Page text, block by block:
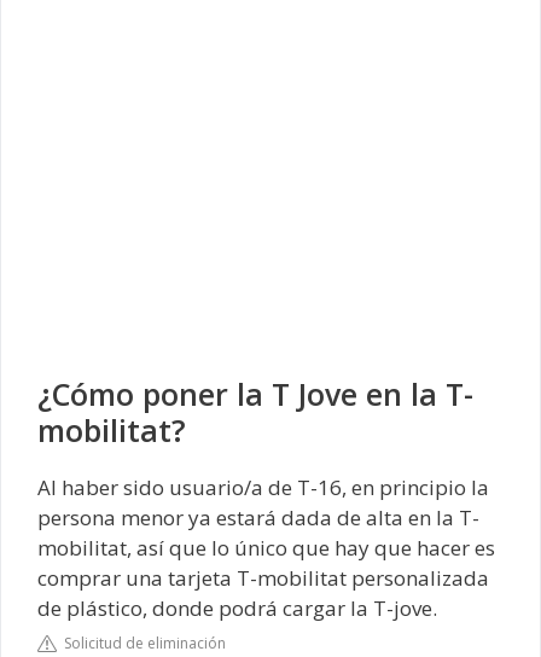
¿Cómo poner la T Jove en la T-
mobilitat?
Al haber sido usuario/a de T-16, en principio la
persona menor ya estará dada de alta en la T-
mobilitat, así que lo único que hay que hacer es
comprar una tarjeta T-mobilitat personalizada
de plástico, donde podrá cargar la T-jove.
Solicitud de eliminación